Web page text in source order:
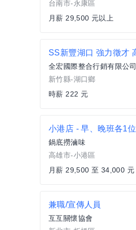
台南市-永康區
月薪 29,500 元以上
全宏國際整合行銷有限公司
新竹縣-湖口鄉
時薪 222 元
鍋底撈滷味
高雄市-小港區
月薪 29,500 至 34,000 元
兼職/宣傳人員
互互關懷協會